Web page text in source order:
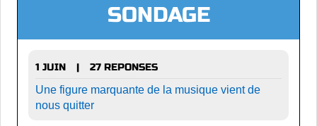
SONDAGE
1 JUIN |
27 REPONSES
Une figure marquante de la musique vient de
nous quitter